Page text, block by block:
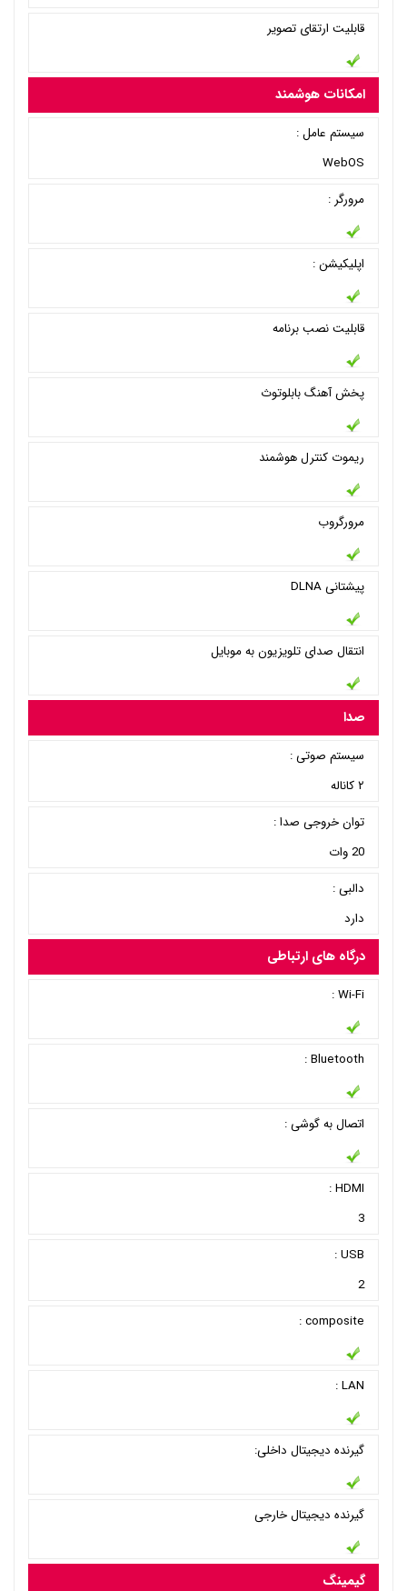
قابلیت ارتقای تصویر
امکانات هوشمند
سیستم عامل :
WebOS
مرورگر :
اپلیکیشن :
قابلیت نصب برنامه
پخش آهنگ بابلوتوث
ریموت کنترل هوشمند
مرورگروب
پیشتانی DLNA
انتقال صدای تلویزیون به موبایل
صدا
سیستم صوتی :
۲ کاناله
توان خروجی صدا :
20 وات
دالبی :
دارد
درگاه های ارتباطی
Wi-Fi :
Bluetooth :
اتصال به گوشی :
HDMI :
3
USB :
2
composite :
LAN :
گیرنده دیجیتال داخلی:
گیرنده دیجیتال خارجی
گیمینگ